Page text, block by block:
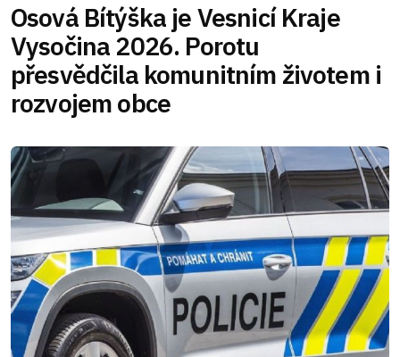
Osová Bítýška je Vesnicí Kraje
Vysočina 2026. Porotu
přesvědčila komunitním životem i
rozvojem obce